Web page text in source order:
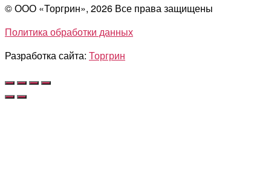
© ООО «Торгрин», 2026 Все права защищены
Политика обработки данных
Разработка сайта: Торгрин